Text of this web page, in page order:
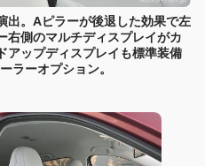
出。Aピラーが後退した効果で左
右側のマルチディスプレイがカ
アップディスプレイも標準装備
ラーオプション。